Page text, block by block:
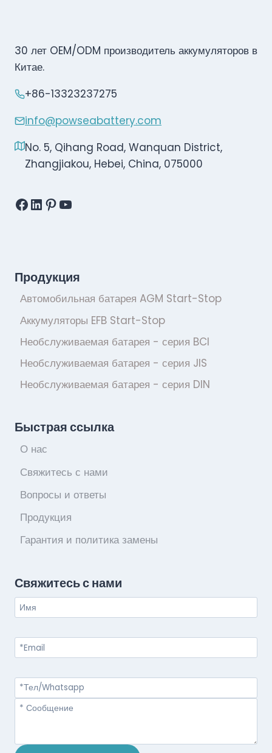
30 лет OEM/ODM производитель аккумуляторов в
Китае.
+86-13323237275
info@powseabattery.com
No. 5, Qihang Road, Wanquan District,
Zhangjiakou, Hebei, China, 075000
Facebook
LinkedIn
Pinterest
YouTube
Продукция
Автомобильная батарея AGM Start-Stop
Аккумуляторы EFB Start-Stop
Необслуживаемая батарея - серия BCI
Необслуживаемая батарея - серия JIS
Необслуживаемая батарея - серия DIN
Быстрая ссылка
О нас
Свяжитесь с нами
Вопросы и ответы
Продукция
Гарантия и политика замены
Свяжитесь с нами